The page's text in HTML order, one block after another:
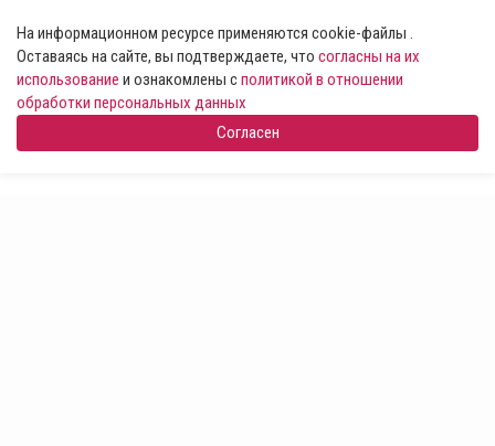
На информационном ресурсе применяются cookie-файлы .
Оставаясь на сайте, вы подтверждаете, что согласны на их
использование и ознакомлены сполитикой в отношении
обработки персональных данных
Согласен